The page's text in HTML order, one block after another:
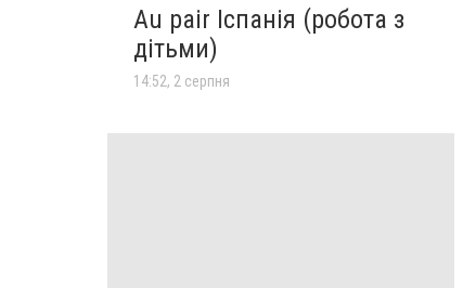
Au pair Іспанія (робота з
дітьми)
14:52, 2 серпня